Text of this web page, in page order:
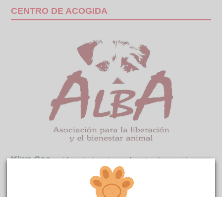
CENTRO DE ACOGIDA
Kiwa Sosreside actualmente en el centro de acogida